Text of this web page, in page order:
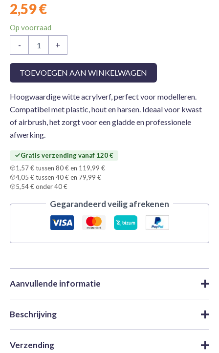
2,59€
Op voorraad
-
Gloss
aantal
+
TOEVOEGEN AAN WINKELWAGEN
Hoogwaardige witte acrylverf, perfect voor modelleren.
Compatibel met plastic, hout en harsen. Ideaal voor kwast
of airbrush, het zorgt voor een gladde en professionele
afwerking.
Gratis verzending vanaf 120 €
1,57 € tussen 80 € en 119,99 €
4,05 € tussen 40 € en 79,99 €
5,54 € onder 40 €
Gegarandeerd veilig afrekenen
Aanvullende informatie
Merk
Verf,Acrylverf,X y XF Acrylic |
Beschrijving
Tamiya X2 Gloss White is een veelzijdige, gemakkelijk aan
Verzending